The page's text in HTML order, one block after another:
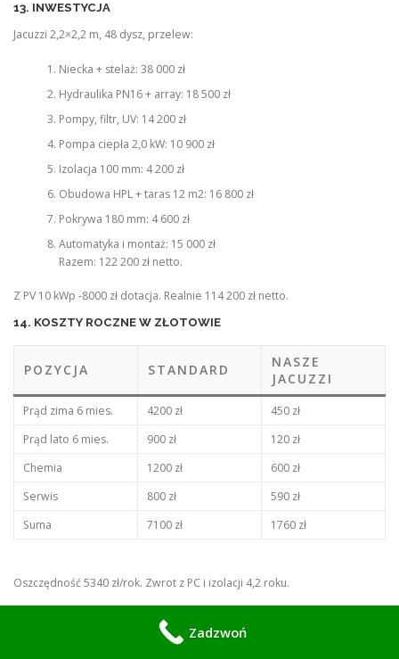
13. INWESTYCJA
Jacuzzi 2,2×2,2 m, 48 dysz, przelew:
Niecka + stelaż: 38 000 zł
Hydraulika PN16 + array: 18 500 zł
Pompy, filtr, UV: 14 200 zł
Pompa ciepła 2,0 kW: 10 900 zł
Izolacja 100 mm: 4 200 zł
Obudowa HPL + taras 12 m2: 16 800 zł
Pokrywa 180 mm: 4 600 zł
Automatyka i montaż: 15 000 zł
Razem: 122 200 zł netto.
Z PV 10 kWp -8000 zł dotacja. Realnie 114 200 zł netto.
14. KOSZTY ROCZNE W ZŁOTOWIE
POZYCJA STANDARD
NASZE
JACUZZI
Prąd zima 6 mies. 4200 zł
450 zł
Prąd lato 6 mies.
900 zł
120 zł
Chemia
1200 zł
600 zł
Serwis
800 zł
590 zł
Suma
7100 zł 1760 zł
Oszczędność 5340 zł/rok. Zwrot z PC i izolacji 4,2 roku.
Zadzwoń